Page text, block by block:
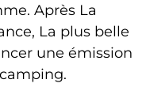
Après La
La plus belle
une émission